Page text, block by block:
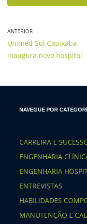
ANTERIOR
Unimed Sul Capixaba
inaugura novo hospital
NAVEGUE POR
CARREIRA E
ENGENHARIA
ENGENHARIA
ENTREVISTAS
HABILIDADES
MANUTENÇÃO E